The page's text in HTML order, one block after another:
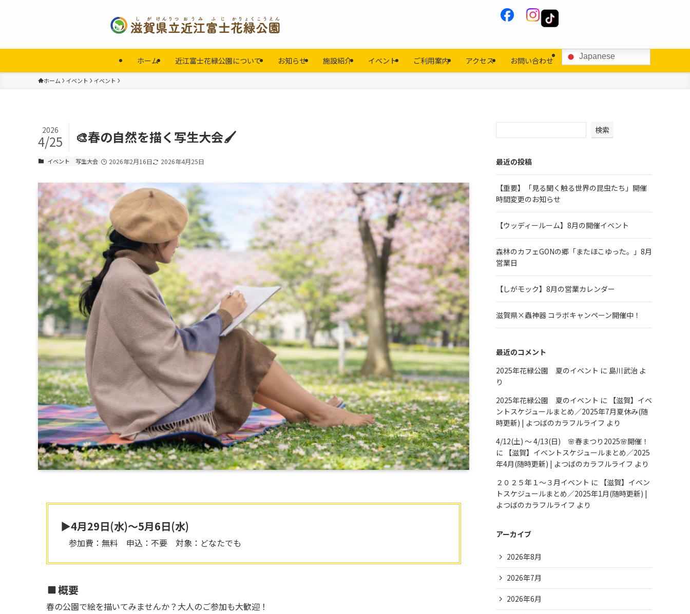
ホーム 近江富士花緑公園について お知らせ 施設紹介 イベント ご利用案内 アクセス お問い合わせ Japanese
ホーム イベント イベント
🎨春の自然を描く写生大会🖌️
2026
4/25
イベント 写生大会 2026年2月16日 2026年4月25日
▶4月29日(水)～5月6日(水)
参加費：無料 申込：不要 対象：どなたでも
概要
春の公園で絵を描いてみませんか？大人のご参加も大歓迎！
検索
最近の投稿
【重要】「見る聞く触る世界の昆虫たち」開催
時間変更のお知らせ
【ウッディールーム】8月の開催イベント
森林のカフェGONの郷「またほこゆった。」8月
営業日
【しがモック】8月の営業カレンダー
滋賀県×蟲神器 コラボキャンペーン開催中！
最近のコメント
2025年花緑公園 夏のイベント に 島川武治 よ
り
2025年花緑公園 夏のイベント に
【滋賀】イベ
ントスケジュールまとめ／2025年7月夏休み(随
時更新) | よつばのカラフルライフ より
4/12(土) ～ 4/13(日) 🌸春まつり2025🌸開催！
に
【滋賀】イベントスケジュールまとめ／2025
年4月(随時更新) | よつばのカラフルライフ より
２０２５年１～３月イベント に
【滋賀】イベン
トスケジュールまとめ／2025年1月(随時更新) |
よつばのカラフルライフ より
アーカイブ
2026年8月
2026年7月
2026年6月